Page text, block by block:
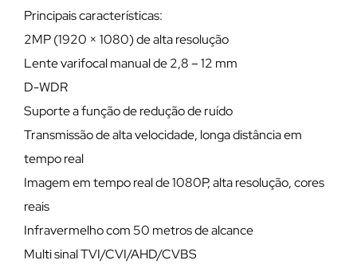
Principais características:
2MP (1920 × 1080) de alta resolução
Lente varifocal manual de 2,8 – 12 mm
D-WDR
Suporte a função de redução de ruído
Transmissão de alta velocidade, longa distância em
tempo real
Imagem em tempo real de 1080P, alta resolução, cores
reais
Infravermelho com 50 metros de alcance
Multi sinal TVI/CVI/AHD/CVBS